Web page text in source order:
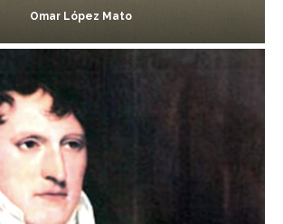
Omar López Mato